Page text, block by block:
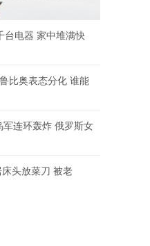
台电器 家中堆满快
比奥表态分化 谁能
连环轰炸 俄罗斯女
头放菜刀 被老